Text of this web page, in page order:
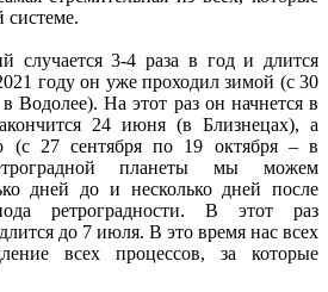
системе.
случается 3-4 раза в год и длится
году он уже проходил зимой (с 30
Водолее). На этот раз он начнется в
24 июня (в Близнецах), а
(с 27 сентября по 19 октября – в
планеты мы можем
дней до и несколько дней после
ретроградности. В этот раз
до 7 июля. В это время нас всех
всех процессов, за которые